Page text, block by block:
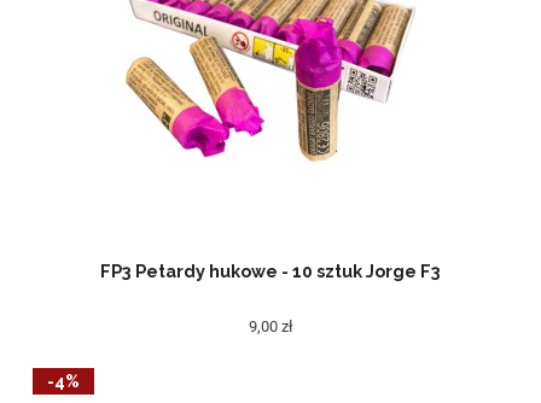
FP3 Petardy hukowe - 10 sztuk Jorge F3
9,00 zł
-4%